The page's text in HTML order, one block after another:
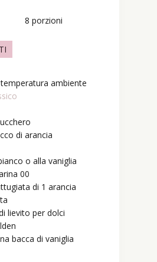
8 porzioni
ambiente
di arancia
o alla vaniglia
00
di 1 arancia
lievito per dolci
bacca di vaniglia